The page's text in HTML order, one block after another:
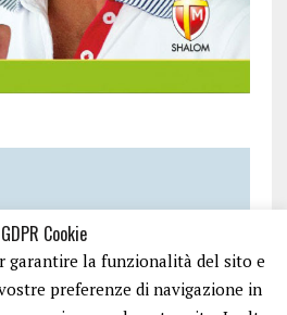
GDPR Cookie
garantire la funzionalità del sito e
preferenze di navigazione in